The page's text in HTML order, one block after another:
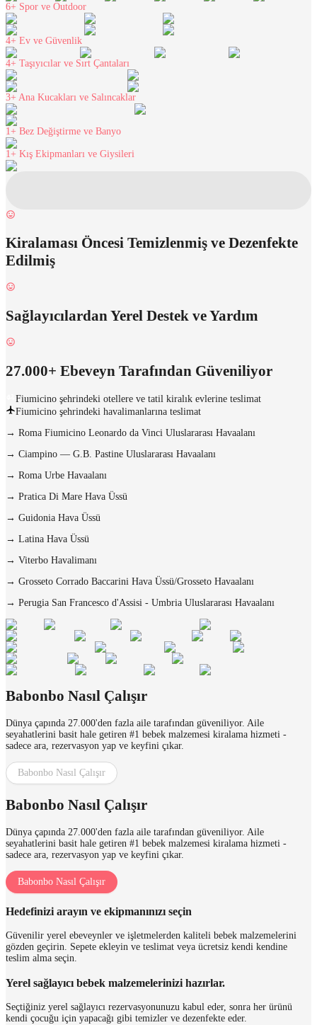
6+ Spor ve Outdoor
4+ Ev ve Güvenlik
4+ Taşıyıcılar ve Sırt Çantaları
3+ Ana Kucakları ve Salıncaklar
1+ Bez Değiştirme ve Banyo
1+ Kış Ekipmanları ve Giysileri
Kiralaması Öncesi Temizlenmiş ve Dezenfekte
Edilmiş
Sağlayıcılardan Yerel Destek ve Yardım
27.000+ Ebeveyn Tarafından Güveniliyor
Fiumicino şehrindeki otellere ve tatil kiralık evlerine teslimat
Fiumicino şehrindeki havalimanlarına teslimat
→ Roma Fiumicino Leonardo da Vinci Uluslararası Havaalanı
→ Ciampino — G.B. Pastine Uluslararası Havaalanı
→ Roma Urbe Havaalanı
→ Pratica Di Mare Hava Üssü
→ Guidonia Hava Üssü
→ Latina Hava Üssü
→ Viterbo Havalimanı
→ Grosseto Corrado Baccarini Hava Üssü/Grosseto Havaalanı
→ Perugia San Francesco d'Assisi - Umbria Uluslararası Havaalanı
Babonbo Nasıl Çalışır
Dünya çapında 27.000'den fazla aile tarafından güveniliyor. Aile
seyahatlerini basit hale getiren #1 bebek malzemesi kiralama hizmeti -
sadece ara, rezervasyon yap ve keyfini çıkar.
Babonbo Nasıl Çalışır
Babonbo Nasıl Çalışır
Dünya çapında 27.000'den fazla aile tarafından güveniliyor. Aile
seyahatlerini basit hale getiren #1 bebek malzemesi kiralama hizmeti -
sadece ara, rezervasyon yap ve keyfini çıkar.
Babonbo Nasıl Çalışır
Hedefinizi arayın ve ekipmanınızı seçin
Güvenilir yerel ebeveynler ve işletmelerden kaliteli bebek malzemelerini
gözden geçirin. Sepete ekleyin ve teslimat veya ücretsiz kendi kendine
teslim alma seçin.
Yerel sağlayıcı bebek malzemelerinizi hazırlar.
Seçtiğiniz yerel sağlayıcı rezervasyonunuzu kabul eder, sonra her ürünü
kendi çocuğu için yapacağı gibi temizler ve dezenfekte eder.